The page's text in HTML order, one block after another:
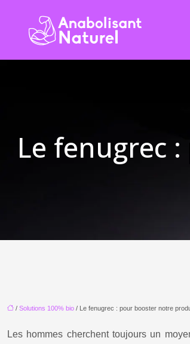
Le fenugrec
/ Solutions 100% bio / Le fenugrec : pour booster notre
Les hommes cherchent toujours un